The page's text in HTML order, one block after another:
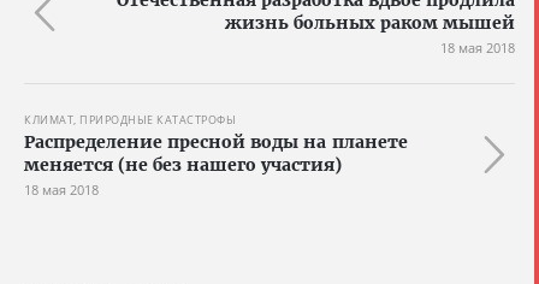
жизнь больных раком мышей
18 мая 2018
КЛИМАТ, ПРИРОДНЫЕ КАТАСТРОФЫ
Распределение пресной воды на планете
меняется (не без нашего участия)
18 мая 2018